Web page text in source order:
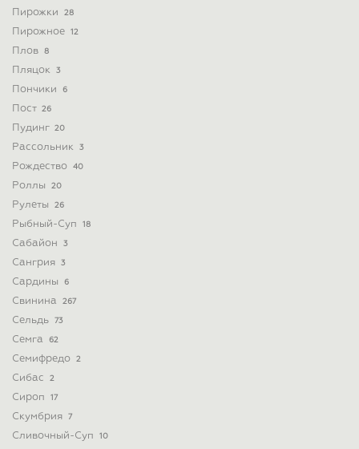
Пирожки 28
Пирожное 12
Плов 8
Пляцок 3
Пончики 6
Пост 26
Пудинг 20
Рассольник 3
Рождество 40
Роллы 20
Рулеты 26
Рыбный-Суп 18
Сабайон 3
Сангрия 3
Сардины 6
Свинина 267
Сельдь 73
Семга 62
Семифредо 2
Сибас 2
Сироп 17
Скумбрия 7
Сливочный-Суп 10